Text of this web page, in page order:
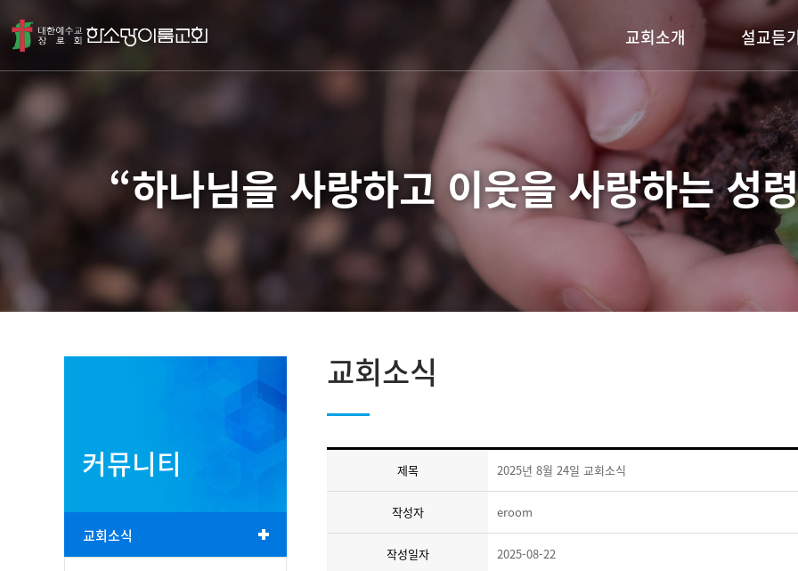
교회소개
교회연혁
예배시간안내
섬기는 이들
찾아오시는길
설교듣
주일설교
어노인팅금요
기타영상
“하나님을 사랑하고 이웃을 사랑하는성
커뮤니티
교회소식
교회소식
제목 2025년 8월 24일 교회소식
작성자 eroom
작성일자 2025-08-22